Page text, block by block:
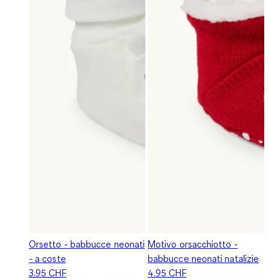
Orsetto - babbucce neonati
- a coste
3.95 CHF
Motivo orsacchiotto -
babbucce neonati natalizie
4.95 CHF